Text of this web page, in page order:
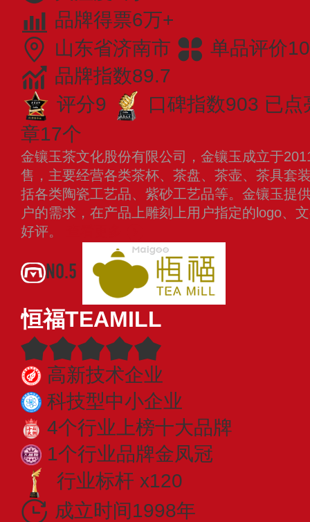
品牌得票6万+
山东省济南市
单品评价
品牌指数89.7
评分9
口碑指数903 已点
章17个
金镶玉茶文化股份有限公司，金镶玉成立于
售，主要经营各类茶杯、茶盘、茶壶、茶具套
括各类陶瓷工艺品、紫砂工艺品等。金镶玉提
户的需求，在产品上雕刻上用户指定的logo、
好评。
NO.5
恒福TEAMILL
高新技术企业
科技型中小企业
4个行业上榜十大品牌
1个行业品牌金凤冠
行业标杆 x120
成立时间1998年